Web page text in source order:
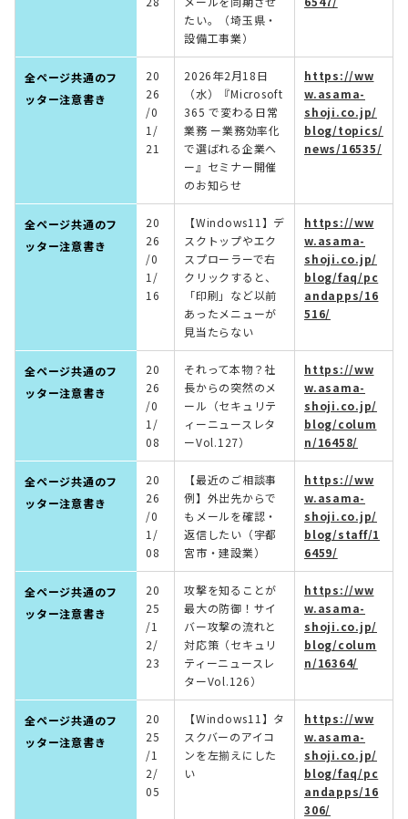
たい。（埼玉県・
設備工事業）
全ページ共通のフ
ッター注意書き
20
26
/0
1/
21
2026年2月18日
（水）『Microsoft
365 で変わる日常
業務 ー業務効率化
で選ばれる企業へ
ー』セミナー開催
のお知らせ
https://ww
w.asama-
shoji.co.jp/
blog/topics/
news/16535/
全ページ共通のフ
ッター注意書き
20
26
/0
1/
16
【Windows11】デ
スクトップやエク
スプローラーで右
クリックすると、
「印刷」など以前
あったメニューが
見当たらない
https://ww
w.asama-
shoji.co.jp/
blog/faq/pc
andapps/16
516/
全ページ共通のフ
ッター注意書き
20
26
/0
1/
08
それって本物？社
長からの突然のメ
ール（セキュリテ
ィーニュースレタ
ーVol.127）
https://ww
w.asama-
shoji.co.jp/
blog/colum
n/16458/
全ページ共通のフ
ッター注意書き
20
26
/0
1/
08
【最近のご相談事
例】外出先からで
もメールを確認・
返信したい（宇都
宮市・建設業）
https://ww
w.asama-
shoji.co.jp/
blog/staff/1
6459/
全ページ共通のフ
ッター注意書き
20
25
/1
2/
23
攻撃を知ることが
最大の防御！サイ
バー攻撃の流れと
対応策（セキュリ
ティーニュースレ
ターVol.126）
https://ww
w.asama-
shoji.co.jp/
blog/colum
n/16364/
全ページ共通のフ
ッター注意書き
20
25
/1
2/
05
【Windows11】タ
スクバーのアイコ
ンを左揃えにした
い
https://ww
w.asama-
shoji.co.jp/
blog/faq/pc
andapps/16
306/